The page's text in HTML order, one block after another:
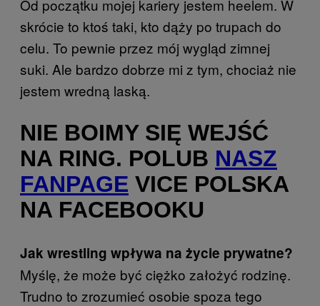
Od początku mojej kariery jestem heelem. W
skrócie to ktoś taki, kto dąży po trupach do
celu. To pewnie przez mój wygląd zimnej
suki. Ale bardzo dobrze mi z tym, chociaż nie
jestem wredną laską.
NIE BOIMY SIĘ WEJŚĆ
NA RING. POLUB NASZ
FANPAGE VICE POLSKA
NA FACEBOOKU
Jak wrestling wpływa na życie prywatne?
Myślę, że może być ciężko założyć rodzinę.
Trudno to zrozumieć osobie spoza tego